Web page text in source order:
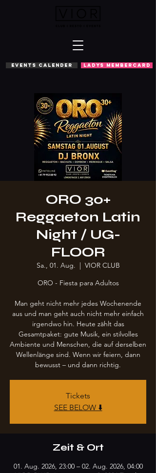
EVENTS CALENDER LADYS MEMBERCARD
ORO 30+
Reggaeton Latin
Night / UG-
FLOOR
Sa., 01. Aug.
  |
VIOR CLUB
ORO - Fiesta para Adultos
Man geht nicht mehr jedes Wochenende
aus und man geht auch nicht mehr einfach
irgendwo hin. Heute zählt das
Gesamtpaket: gute Musik, ein stilvolles
Ambiente und Menschen, die auf derselben
Wellenlänge sind. Wenn wir feiern, dann
bewusst – und dann richtig.
Tickets
SEE BELOW ⬇️
Zeit & Ort
01. Aug. 2026, 23:00 – 02. Aug. 2026, 04:00